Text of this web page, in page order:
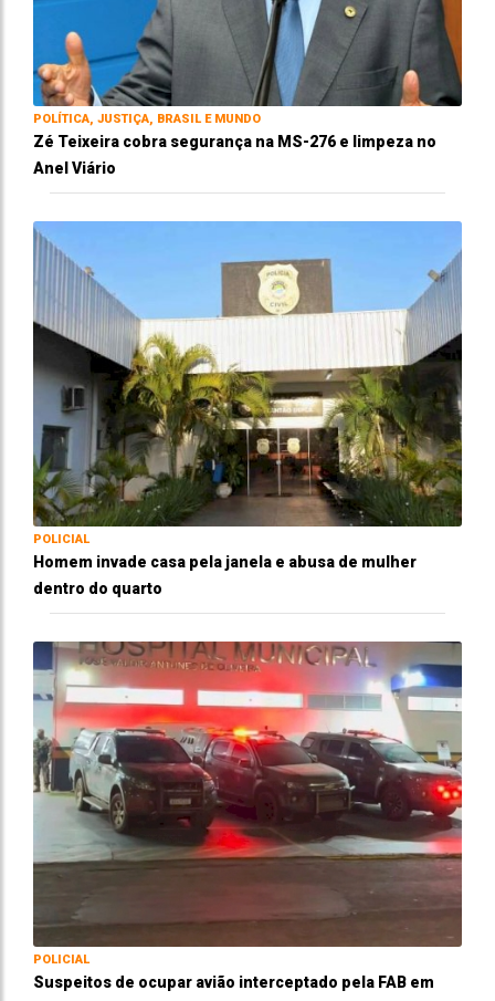
POLÍTICA, JUSTIÇA, BRASIL E MUNDO
Zé Teixeira cobra segurança na MS-276 e limpeza no
Anel Viário
POLICIAL
Homem invade casa pela janela e abusa de mulher
dentro do quarto
POLICIAL
Suspeitos de ocupar avião interceptado pela FAB em